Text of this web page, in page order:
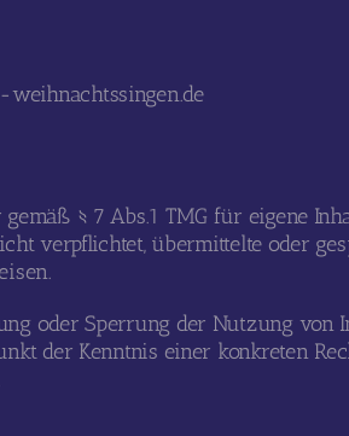
§ 7 Abs.1 TMG für eigene
verpflichtet, übermittelte oder
oder Sperrung der Nutzung von
der Kenntnis einer konkreten